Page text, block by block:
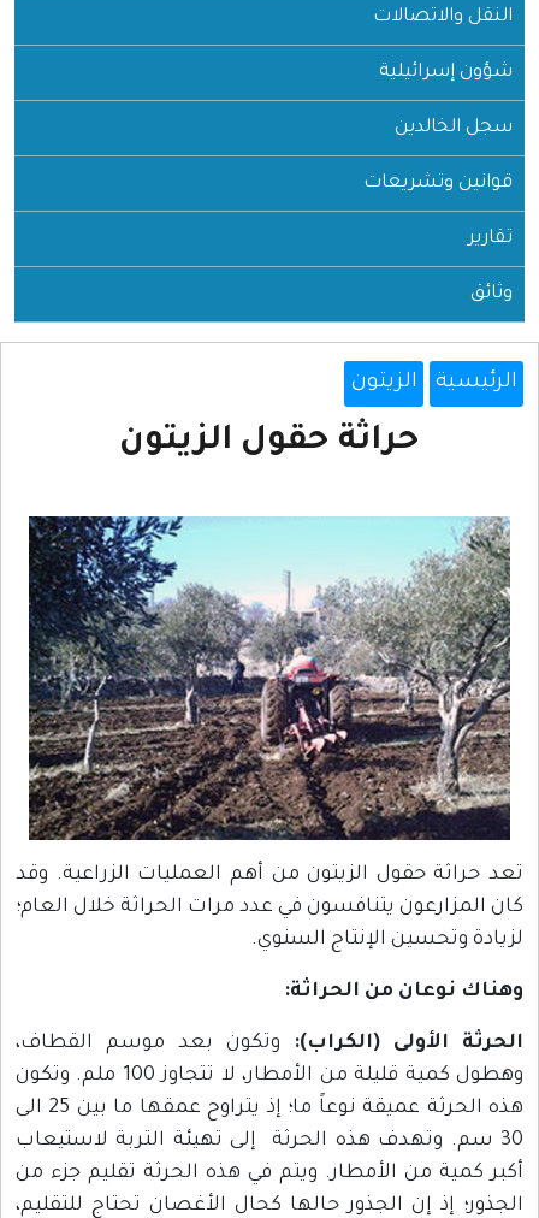
النقل والاتصالات
شؤون إسرائيلية
سجل الخالدين
قوانين وتشريعات
تقارير
وثائق
الرئيسية الزيتون
حراثة حقول الزيتون
تعد حراثة حقول الزيتون من أهم العمليات الزراعية. وقد
كان المزارعون يتنافسون في عدد مرات الحراثة خلال العام؛
لزيادة وتحسين الإنتاج السنوي.
وهناك نوعان من الحراثة:
الحرثة الأولى (الكراب):
وتكون بعد موسم القطاف،
وهطول كمية قليلة من الأمطار، لا تتجاوز 100 ملم. وتكون
هذه الحرثة عميقة نوعاً ما؛ إذ يتراوح عمقها ما بين 25 الى
30 سم. وتهدف هذه الحرثة إلى تهيئة التربة لاستيعاب
أكبر كمية من الأمطار. ويتم في هذه الحرثة تقليم جزء من
الجذور؛ إذ إن الجذور حالها كحال الأغصان تحتاج للتقليم،